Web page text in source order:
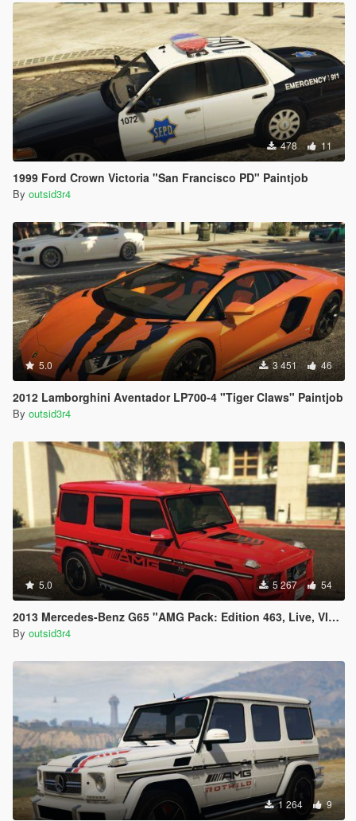
478 11
1999 Ford Crown Victoria "San Francisco PD" Paintjob
By outsid3r4
5.0 3 451 46
2012 Lamborghini Aventador LP700-4 "Tiger Claws" Paintjob
By outsid3r4
5.0 5 267 54
2013 Mercedes-Benz G65 "AMG Pack: Edition 463, Live, VIP, Stripes" Paintjobs
By outsid3r4
1 264 9